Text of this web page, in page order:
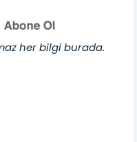
her bilgi burada.